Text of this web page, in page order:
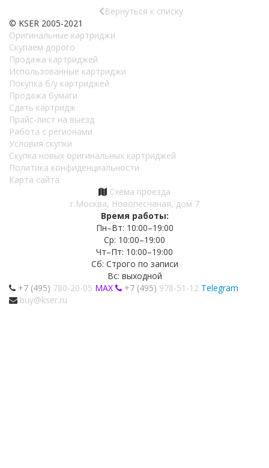
Вернуться к списку
© KSER 2005-2021
Оригинальные картриджи
Скупаем дорого
Продажа картриджей
Использованные картриджи
Покупка б/у картриджей
Продажа бумаги
Сдать картридж
Прайс-лист на выезд
Работа с регионами
Условия скупки
Скупка новых оригинальных картриджей
Политика конфиденциальности
Карта сайта
Схема проезда
г.Москва, Новопесчаная, дом 7
Время работы:
Пн–Вт: 10:00–19:00
Ср: 10:00–19:00
Чт–Пт: 10:00–19:00
Сб: Строго по записи
Вс: выходной
+7 (495) 780-20-05 MAX +7 (495) 978-51-12 Telegram
buy@kser.ru